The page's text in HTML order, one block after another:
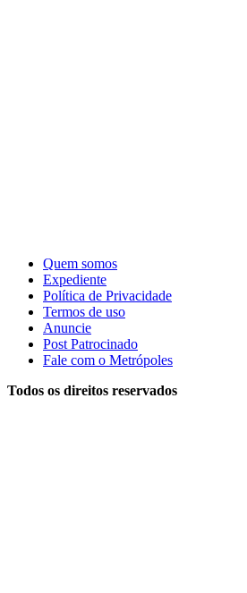
Quem somos
Expediente
Política de Privacidade
Termos de uso
Anuncie
Post Patrocinado
Fale com o Metrópoles
Todos os direitos reservados